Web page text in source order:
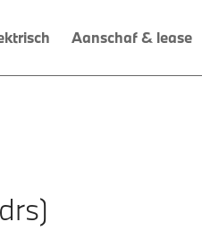
Aanschaf & lease